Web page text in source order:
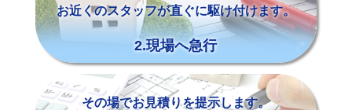
お近くのスタッフが直ぐに駆け付けます。
2.現場へ急行
その場でお見積りを提示します。